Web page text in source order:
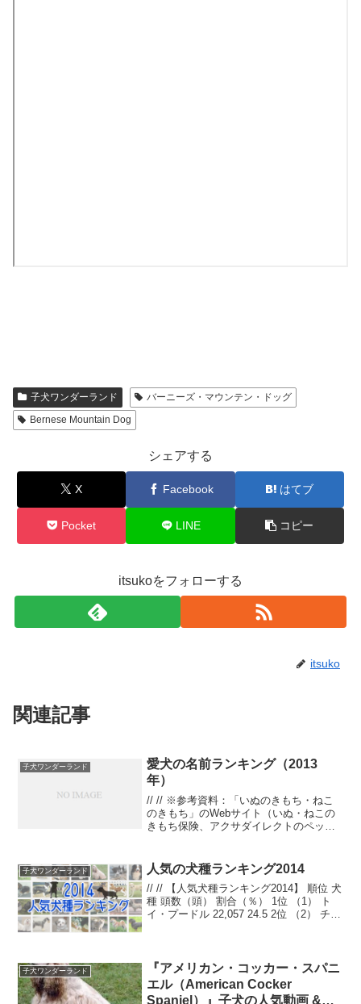
子犬ワンダーランド
バーニーズ・マウンテン・ドッグ
Bernese Mountain Dog
シェアする
X Facebook はてブ
Pocket LINE コピー
itsukoをフォローする
itsuko
関連記事
子犬ワンダーランド
愛犬の名前ランキング（2013
年）
// // ※参考資料：「いぬのきもち・ねこ
のきもち」のWebサイト（いぬ・ねこの
きもち保険、アクサダイレクトのペット
ス】名前ランキング順 位名 前頭 数1
レオ11...
子犬ワンダーランド 人気の犬種ランキング2014
// // 【人気犬種ランキング2014】 順位 犬
種 頭数（頭） 割合（％） 1位 （1） ト
イ・プードル 22,057 24.5 2位 （2） チワ
子犬ワンダーランド
『アメリカン・コッカー・スパニ
エル（American Cocker
Spaniel）』子犬の人気動画 &